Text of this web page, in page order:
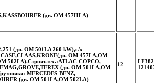
(дв. OM 457HLA)
(дв. OM 501LA 260 kW),с/х
OM 457LA,OM
502LA).Строит.тех.:ATLAC COPCO,
(дв. OM 501LA,OM
MERCEDES-BENZ,
(дв. OM 501LA,OM 502LA)
12